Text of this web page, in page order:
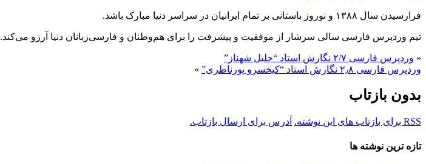
فرارسیدن سال ۱۳۸۸ و نوروز باستانی بر تمام ایرانیان در سراسر دنیا مبارک باشد.
تیم وردپرس فارسی سالی سرشار از موفقیت و پیشرفت را برای هم‌وطنان و فارسی‌زبانان دنیا آرزو می‌کند.
« ‫وردپرس فارسی ۲/۷ نگارش استاد “جلیل شهناز”
وردپرس فارسی ۲٫۸ نگارش استاد “کیخسرو پورناظری”
»
بدون بازتاب
RSS برای بازتاب های این نوشته. آدرس برای ارسال بازتاب.
تازه ترین نوشته ها